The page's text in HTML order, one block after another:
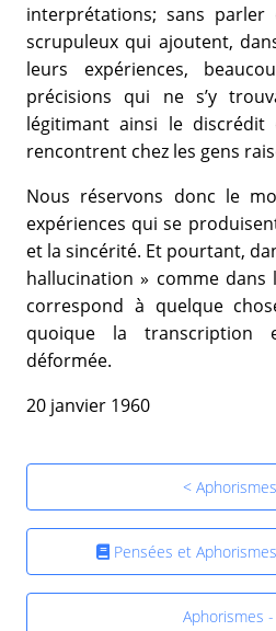
interprétations; sans
scrupuleux qui ajoutent,
leurs expériences,
précisions qui ne s’y
légitimant ainsi le discrédit
rencontrent chez les gens
Nous réservons donc le
expériences qui se
et la sincérité. Et pourtant,
hallucination » comme
correspond à quelque
quoique la transcription
déformée.
20 janvier 1960
<
Pensées et
Aphorismes